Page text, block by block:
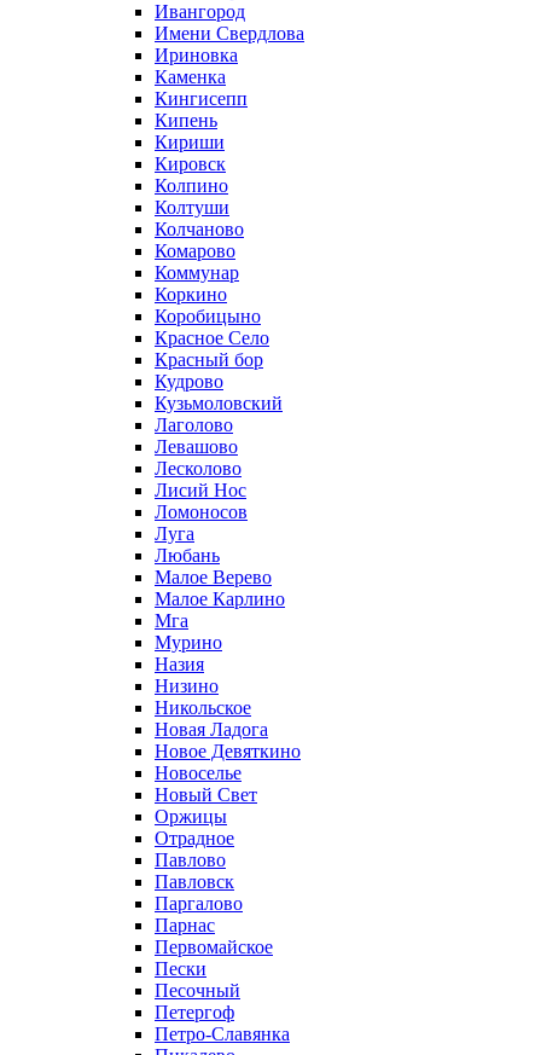
Ивангород
Имени Свердлова
Ириновка
Каменка
Кингисепп
Кипень
Кириши
Кировск
Колпино
Колтуши
Колчаново
Комарово
Коммунар
Коркино
Коробицыно
Красное Село
Красный бор
Кудрово
Кузьмоловский
Лаголово
Левашово
Лесколово
Лисий Нос
Ломоносов
Луга
Любань
Малое Верево
Малое Карлино
Мга
Мурино
Назия
Низино
Никольское
Новая Ладога
Новое Девяткино
Новоселье
Новый Свет
Оржицы
Отрадное
Павлово
Павловск
Паргалово
Парнас
Первомайское
Пески
Песочный
Петергоф
Петро-Славянка